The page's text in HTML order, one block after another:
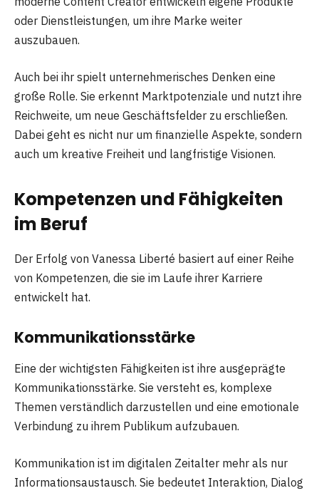
oder Dienstleistungen, um ihre Marke weiter
auszubauen.
Auch bei ihr spielt unternehmerisches Denken eine
große Rolle. Sie erkennt Marktpotenziale und nutzt ihre
Reichweite, um neue Geschäftsfelder zu erschließen.
Dabei geht es nicht nur um finanzielle Aspekte, sondern
auch um kreative Freiheit und langfristige Visionen.
Kompetenzen und Fähigkeiten
im Beruf
Der Erfolg von Vanessa Liberté basiert auf einer Reihe
von Kompetenzen, die sie im Laufe ihrer Karriere
entwickelt hat.
Kommunikationsstärke
Eine der wichtigsten Fähigkeiten ist ihre ausgeprägte
Kommunikationsstärke. Sie versteht es, komplexe
Themen verständlich darzustellen und eine emotionale
Verbindung zu ihrem Publikum aufzubauen.
Kommunikation ist im digitalen Zeitalter mehr als nur
Informationsaustausch. Sie bedeutet Interaktion, Dialog